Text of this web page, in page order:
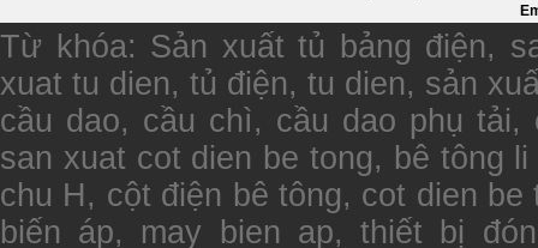
Từ khóa: Sản xuất tủ bảng điện,
xuat tu dien, tủ điện, tu dien, sản
cầu dao, cầu chì, cầu dao phụ
san xuat cot dien be tong, bê tông
chu H, cột điện bê tông, cot dien
biến áp, may bien ap, thiết bị